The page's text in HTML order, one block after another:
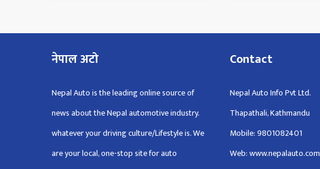
नेपाल अटो
Nepal Auto is the leading online source of
news about the Nepal automotive industry.
whatever your driving culture/Lifestyle is. We
are your local, one-stop site for auto
Contact
Nepal Auto Info Pvt Ltd.
Thapathali, Kathmandu
Mobile: 9801082401
Web: www.nepalauto.com